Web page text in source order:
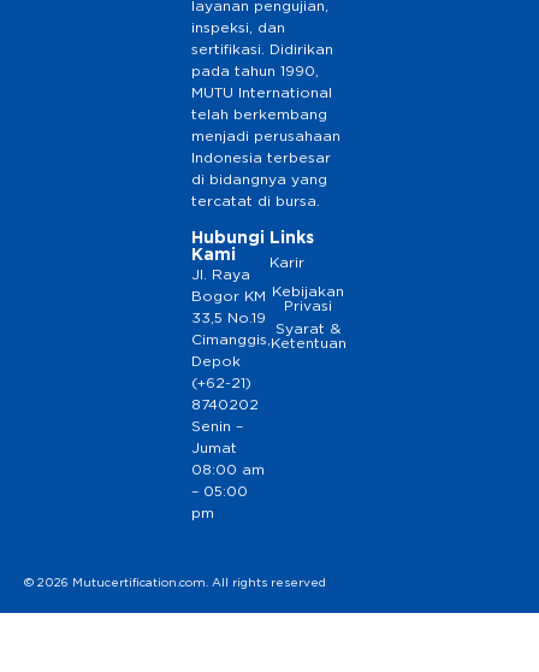
layanan pengujian,
inspeksi, dan
sertifikasi. Didirikan
pada tahun 1990,
MUTU International
telah berkembang
menjadi perusahaan
Indonesia terbesar
di bidangnya yang
tercatat di bursa.
Hubungi
Kami
Jl. Raya
Bogor KM
33,5 No.19
Cimanggis,
Depok
(+62-21)
8740202
Senin –
Jumat
08:00 am
– 05:00
pm
Links
Karir
Kebijakan
Privasi
Syarat &
Ketentuan
© 2026 Mutucertification.com. All rights reserved